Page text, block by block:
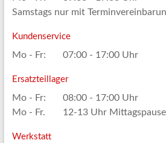
Samstags nur mit
Kundenservice
Mo - Fr: 07:00 - 17:00 Uhr
Ersatzteillager
Mo - Fr:
08:00 - 17:00 Uhr
Mo - Fr.
12-13 Uhr Mittagspause
Werkstatt